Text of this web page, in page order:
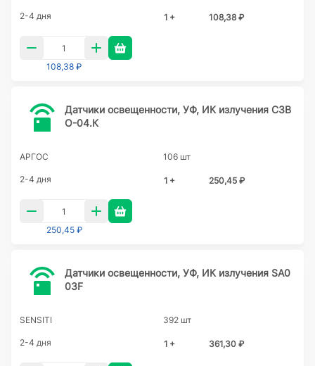
2-4 дня 1 + 108,38 ₽
108,38 ₽
Датчики освещенности, УФ, ИК излучения СЗВ
О-04.К
АРГОС 106 шт
2-4 дня 1 + 250,45 ₽
250,45 ₽
Датчики освещенности, УФ, ИК излучения SA0
03F
SENSITI 392 шт
2-4 дня 1 + 361,30 ₽